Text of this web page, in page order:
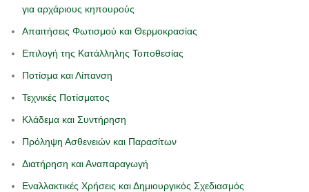
για αρχάριους κηπουρούς
Απαιτήσεις Φωτισμού και Θερμοκρασίας
Επιλογή της Κατάλληλης Τοποθεσίας
Ποτίσμα και Λίπανση
Τεχνικές Ποτίσματος
Κλάδεμα και Συντήρηση
Πρόληψη Ασθενειών και Παρασίτων
Διατήρηση και Αναπαραγωγή
Εναλλακτικές Χρήσεις και Δημιουργικός Σχεδιασμός